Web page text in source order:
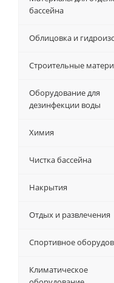
бассейна
Облицовка и
Строительные
Оборудование для
дезинфекции воды
Химия
Чистка бассейна
Накрытия
Отдых и развлечения
Спортивное
Климатическое